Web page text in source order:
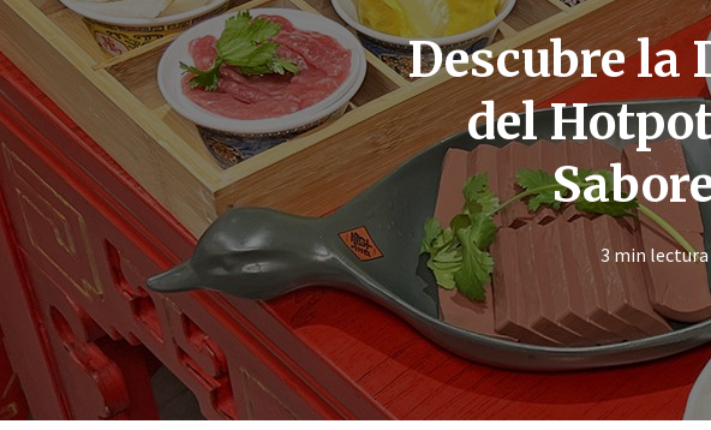
Descubre la
del
3 min lectura